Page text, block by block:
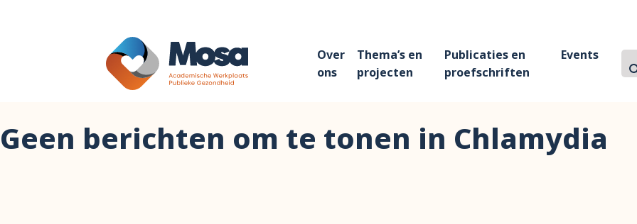
Over
ons
Thema’s en
projecten
Publicaties en
proefschriften
Events
Geen berichten om te tonen in Chlamydia